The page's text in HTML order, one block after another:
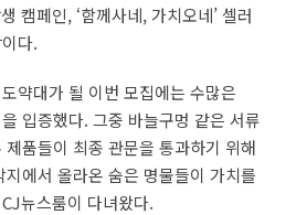
캠페인, ‘함께사네, 가치오네’ 셀러
다.
약대가 될 이번 모집에는 수많은
입증했다. 그중 바늘구멍 같은 서류
품들이 최종 관문을 통과하기 위해
에서 올라온 숨은 명물들이 가치를
뉴스룸이 다녀왔다.